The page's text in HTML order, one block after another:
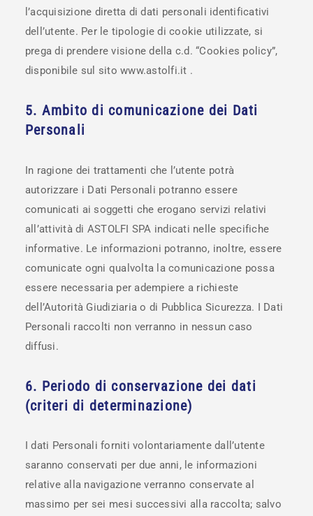
l’acquisizione diretta di dati personali identificativi
dell’utente. Per le tipologie di cookie utilizzate, si
prega di prendere visione della c.d. “Cookies policy”,
disponibile sul sito www.astolfi.it .
5. Ambito di comunicazione dei Dati
Personali
In ragione dei trattamenti che l’utente potrà
autorizzare i Dati Personali potranno essere
comunicati ai soggetti che erogano servizi relativi
all’attività di ASTOLFI SPA indicati nelle specifiche
informative. Le informazioni potranno, inoltre, essere
comunicate ogni qualvolta la comunicazione possa
essere necessaria per adempiere a richieste
dell’Autorità Giudiziaria o di Pubblica Sicurezza. I Dati
Personali raccolti non verranno in nessun caso
diffusi.
6. Periodo di conservazione dei dati
(criteri di determinazione)
I dati Personali forniti volontariamente dall’utente
saranno conservati per due anni, le informazioni
relative alla navigazione verranno conservate al
massimo per sei mesi successivi alla raccolta; salvo